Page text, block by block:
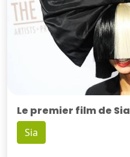
Le premier film de Sia
Sia